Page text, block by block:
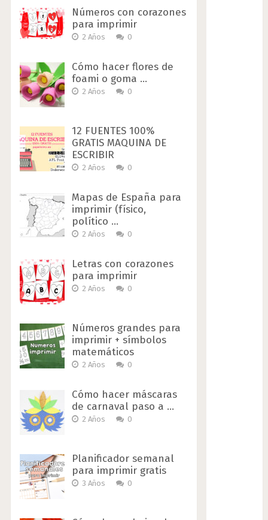
Números con corazones
para imprimir
2 Años 0
Cómo hacer flores de
foami o goma …
2 Años 0
12 FUENTES 100%
GRATIS MAQUINA DE
ESCRIBIR
2 Años 0
Mapas de España para
imprimir (físico,
político …
2 Años 0
Letras con corazones
para imprimir
2 Años 0
Números grandes para
imprimir + símbolos
matemáticos
2 Años 0
Cómo hacer máscaras
de carnaval paso a …
2 Años 0
Planificador semanal
para imprimir gratis
3 Años 0